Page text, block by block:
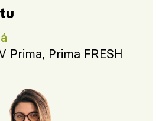
Prima, Prima FRESH